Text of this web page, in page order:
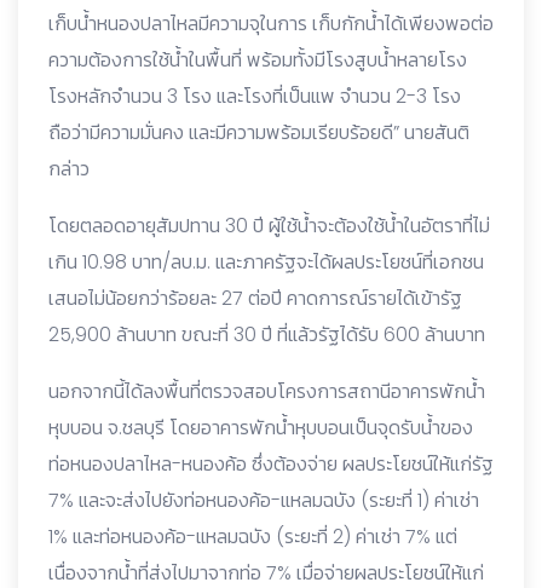
เก็บน้ำหนองปลาไหลมีความจุในการ เก็บกักน้ำได้เพียงพอต่อ
ความต้องการใช้น้ำในพื้นที่ พร้อมทั้งมีโรงสูบน้ำหลายโรง
โรงหลักจำนวน 3 โรง และโรงที่เป็นแพ จำนวน 2-3 โรง
ถือว่ามีความมั่นคง และมีความพร้อมเรียบร้อยดี” นายสันติ
กล่าว
โดยตลอดอายุสัมปทาน 30 ปี ผู้ใช้น้ำจะต้องใช้น้ำในอัตราที่ไม่
เกิน 10.98 บาท/ลบ.ม. และภาครัฐจะได้ผลประโยชน์ที่เอกชน
เสนอไม่น้อยกว่าร้อยละ 27 ต่อปี คาดการณ์รายได้เข้ารัฐ
25,900 ล้านบาท ขณะที่ 30 ปี ที่แล้วรัฐได้รับ 600 ล้านบาท
นอกจากนี้ได้ลงพื้นที่ตรวจสอบโครงการสถานีอาคารพักน้ำ
หุบบอน จ.ชลบุรี โดยอาคารพักน้ำหุบบอนเป็นจุดรับน้ำของ
ท่อหนองปลาไหล-หนองค้อ ซึ่งต้องจ่าย ผลประโยชน์ให้แก่รัฐ
7% และจะส่งไปยังท่อหนองค้อ-แหลมฉบัง (ระยะที่ 1) ค่าเช่า
1% และท่อหนองค้อ-แหลมฉบัง (ระยะที่ 2) ค่าเช่า 7% แต่
เนื่องจากน้ำที่ส่งไปมาจากท่อ 7% เมื่อจ่ายผลประโยชน์ให้แก่